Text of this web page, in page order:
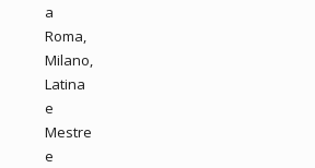
a
Roma,
Milano,
Latina
e
Mestre
e